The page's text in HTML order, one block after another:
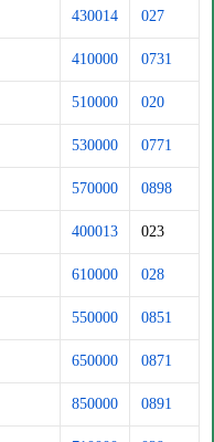
430014 027
410000 0731
510000 020
530000 0771
570000 0898
400013 023
610000 028
550000 0851
650000 0871
850000 0891